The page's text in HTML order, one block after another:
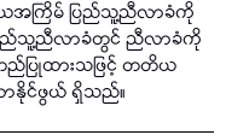
တိယအကြိမ် ပြည်သူ့ညီလာခံကို
ပြည်သူ့ညီလာခံတွင် ညီလာခံကို
ည်ပြုထားသဖြင့် တတိယ
ာနိုင်ဖွယ် ရှိသည်။